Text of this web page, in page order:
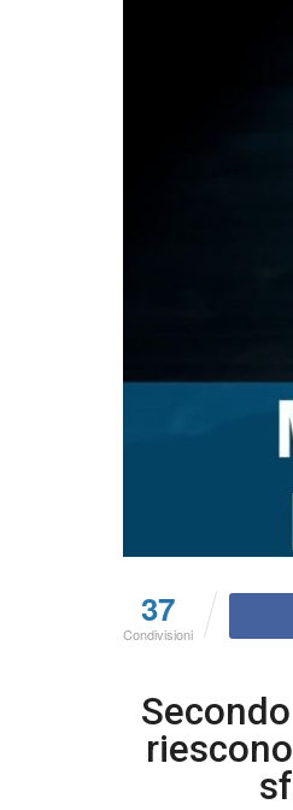
37
Condivisioni